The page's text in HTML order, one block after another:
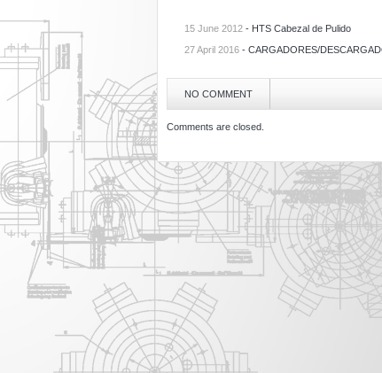
15 June 2012 - HTS Cabezal de Pulido
27 April 2016 - CARGADORES/
NO COMMENT
Comments are closed.